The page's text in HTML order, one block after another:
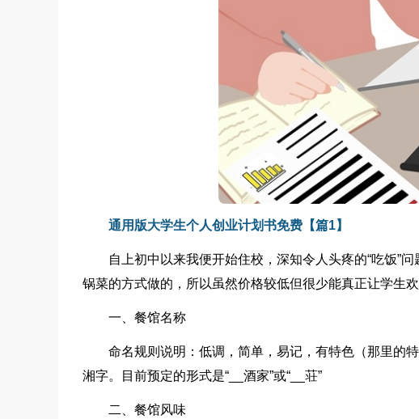
通用版大学生个人创业计划书免费【篇1】
自上初中以来我便开始住校，深知令人头疼的“吃饭”
锅菜的方式做的，所以虽然价格较低但很少能真正让学生欢
一、餐馆名称
命名规则说明：低调，简单，易记，有特色（那里的
湘字。目前预定的形式是“__酒家”或“__荘”
二、餐馆风味